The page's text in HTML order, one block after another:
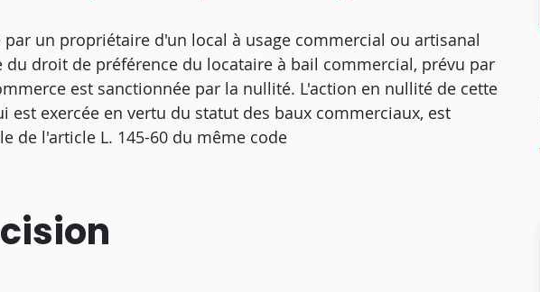
un propriétaire d'un local à usage commercial ou artisanal
du droit de préférence du locataire à bail commercial, prévu par
est sanctionnée par la nullité. L'action en nullité de cette
est exercée en vertu du statut des baux commerciaux, est
de l'article L. 145-60 du même code